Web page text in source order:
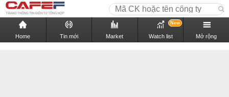
Home Tin mới Market Watch list
New
Mở rộng